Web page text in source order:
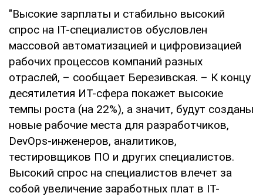
"Высокие зарплаты и стабильно высокий
спрос на IT-специалистов обусловлен
массовой автоматизацией и цифровизацией
рабочих процессов компаний разных
отраслей, – сообщает Березивская. – К концу
десятилетия ИТ-сфера покажет высокие
темпы роста (на 22%), а значит, будут созданы
новые рабочие места для разработчиков,
DevOps-инженеров, аналитиков,
тестировщиков ПО и других специалистов.
Высокий спрос на специалистов влечет за
собой увеличение заработных плат в IT-